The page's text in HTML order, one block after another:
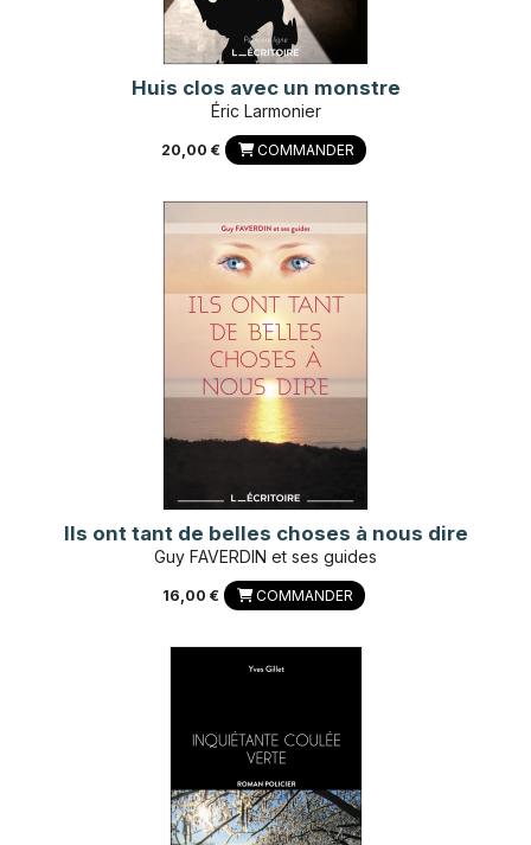
Huis clos avec un monstre
Éric Larmonier
20,00 € COMMANDER
Ils ont tant de belles choses à nous dire
Guy FAVERDIN et ses guides
16,00 € COMMANDER